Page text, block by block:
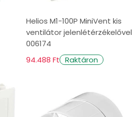
Helios M1-100P MiniVent kis
ventilátor jelenlétérzékelővel
006174
94.488 Ft Raktáron